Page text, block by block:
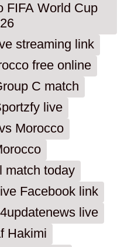
FIFA World Cup
streaming link
free online
C match
live
Morocco
match today
Facebook link
live
Hakimi